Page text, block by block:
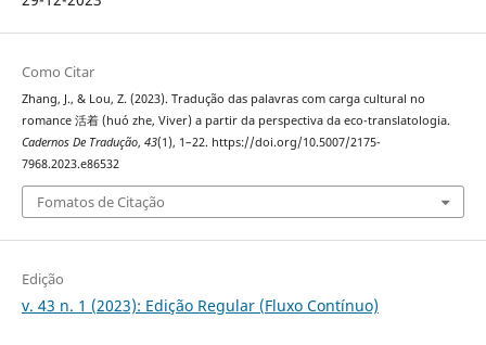
Como Citar
Zhang, J., & Lou, Z. (2023). Tradução das palavras com carga cultural no
romance 活着 (huó zhe, Viver) a partir da perspectiva da eco-translatologia.
Cadernos De Tradução, 43(1), 1–22. https://doi.org/10.5007/2175-
7968.2023.e86532
Fomatos de Citação
Edição
v. 43 n. 1 (2023): Edição Regular (Fluxo Contínuo)